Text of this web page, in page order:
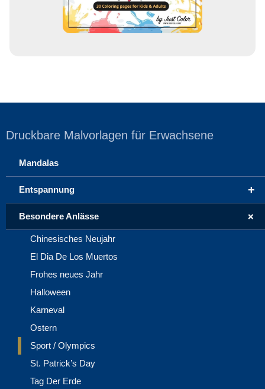
Druckbare Malvorlagen für Erwachsene
Mandalas
+
Entspannung
+
Besondere Anlässe
Chinesisches Neujahr
El Dia De Los Muertos
Frohes neues Jahr
Halloween
Karneval
Ostern
Sport / Olympics
St. Patrick’s Day
Tag Der Erde